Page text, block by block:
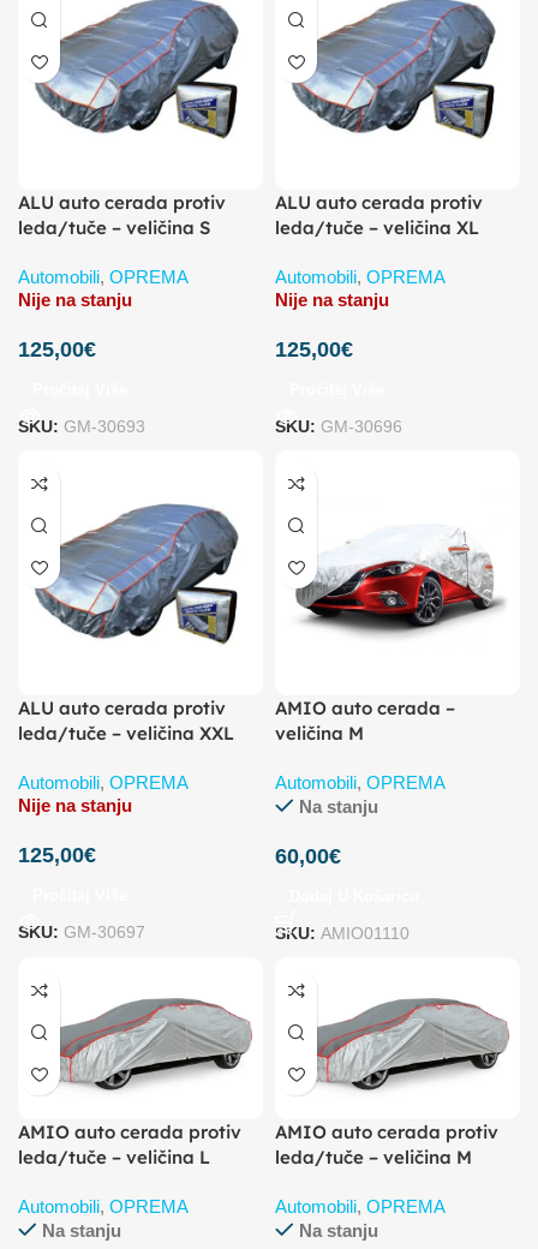
ALU auto cerada protiv
leda/tuče – veličina S
Automobili, OPREMA
Nije na stanju
125,00€
SKU: GM-30693
ALU auto cerada protiv
leda/tuče – veličina XL
Automobili, OPREMA
Nije na stanju
125,00€
SKU: GM-30696
ALU auto cerada protiv
leda/tuče – veličina XXL
Automobili, OPREMA
Nije na stanju
125,00€
SKU: GM-30697
AMIO auto cerada –
veličina M
Automobili, OPREMA
Na stanju
60,00€
SKU: AMIO01110
AMIO auto cerada protiv
leda/tuče – veličina L
Automobili, OPREMA
Na stanju
AMIO auto cerada protiv
leda/tuče – veličina M
Automobili, OPREMA
Na stanju